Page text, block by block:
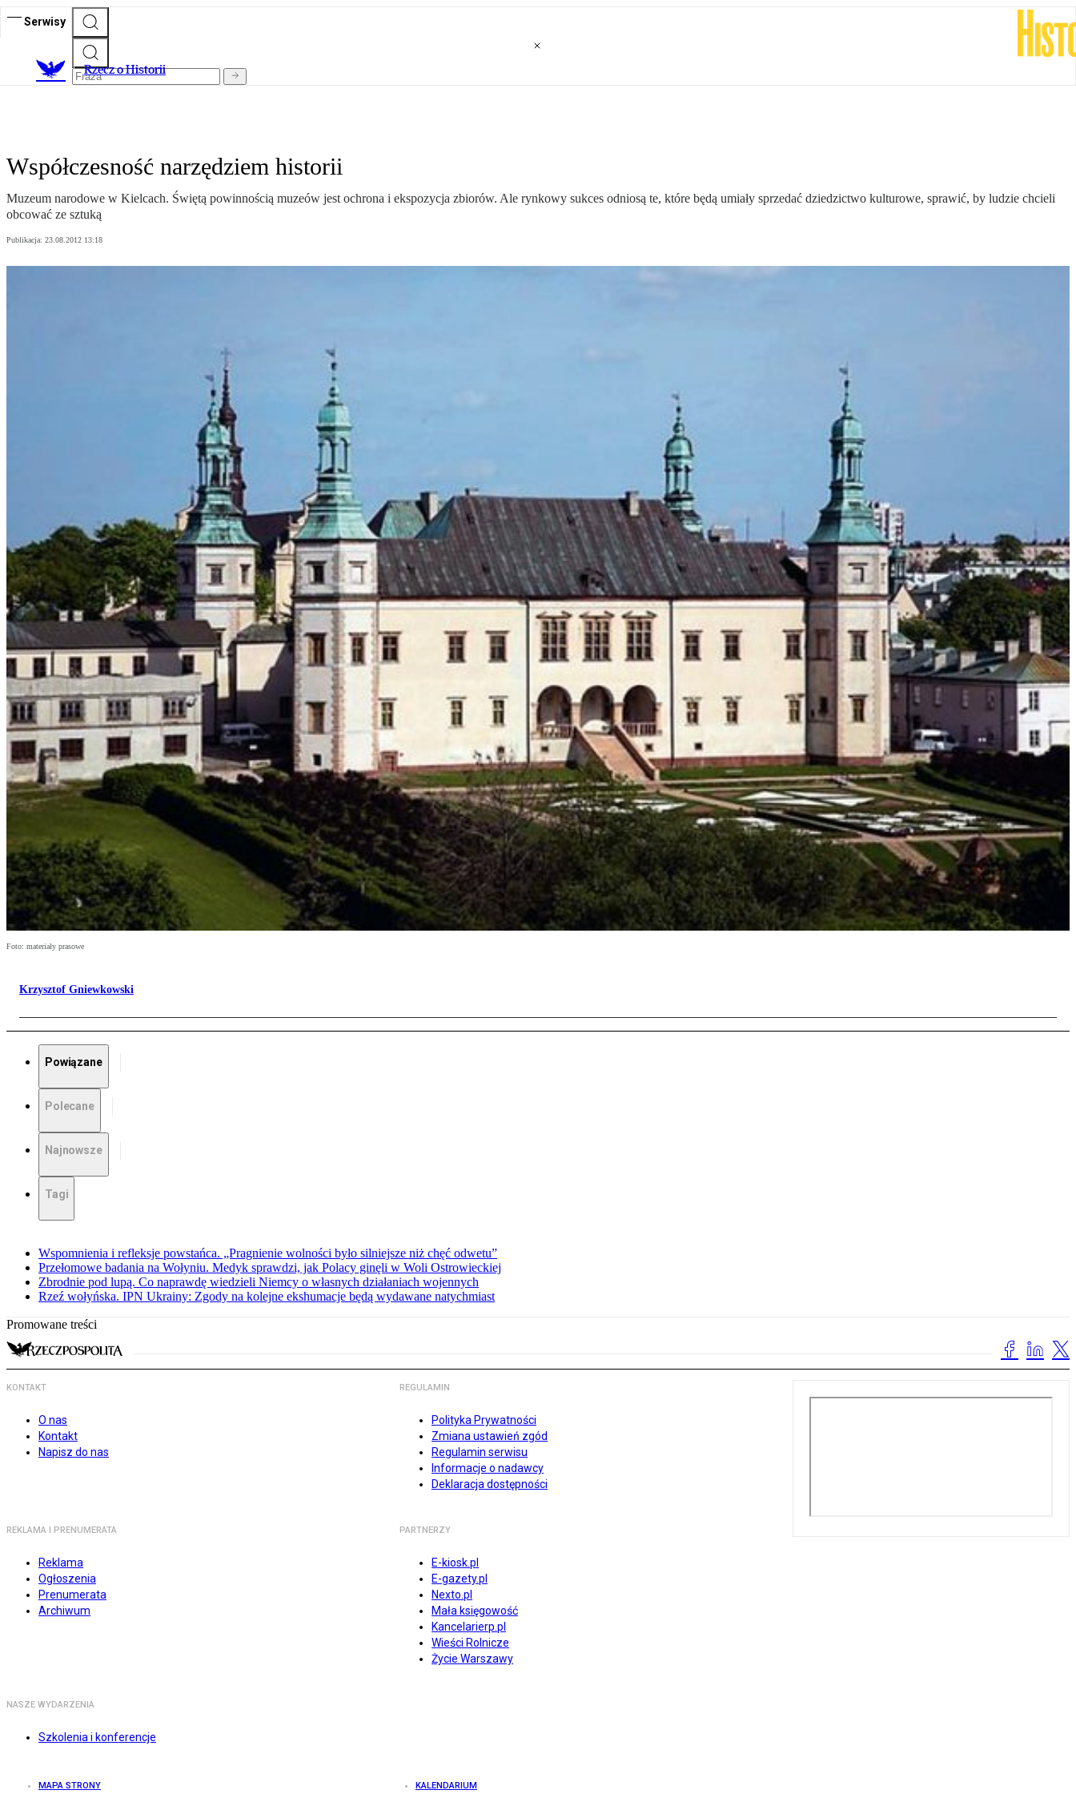
Serwisy
Rzecz o Historii
Współczesność narzędziem historii
Muzeum narodowe w Kielcach. Świętą powinnością muzeów jest ochrona i ekspozycja zbiorów. Ale rynkowy sukces odniosą te, które będą umiały sprzedać dziedzictwo kulturowe, sprawić, by ludzie chcieli
obcować ze sztuką
Publikacja: 23.08.2012 13:18
Foto: materiały prasowe
Krzysztof Gniewkowski
Powiązane
Polecane
Najnowsze
Tagi
Wspomnienia i refleksje powstańca. „Pragnienie wolności było silniejsze niż chęć odwetu”
Przełomowe badania na Wołyniu. Medyk sprawdzi, jak Polacy ginęli w Woli Ostrowieckiej
Zbrodnie pod lupą. Co naprawdę wiedzieli Niemcy o własnych działaniach wojennych
Rzeź wołyńska. IPN Ukrainy: Zgody na kolejne ekshumacje będą wydawane natychmiast
Promowane treści
KONTAKT
O nas
Kontakt
Napisz do nas
REGULAMIN
Polityka Prywatności
Zmiana ustawień zgód
Regulamin serwisu
Informacje o nadawcy
Deklaracja dostępności
REKLAMA I PRENUMERATA
Reklama
Ogłoszenia
Prenumerata
Archiwum
PARTNERZY
E-kiosk.pl
E-gazety.pl
Nexto.pl
Mała księgowość
Kancelarierp.pl
Wieści Rolnicze
Życie Warszawy
NASZE WYDARZENIA
Szkolenia i konferencje
MAPA STRONY KALENDARIUM